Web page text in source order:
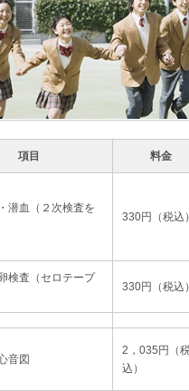
項目 料金
潜血（２次検査を
330円（税込）
検査（セロテープ
330円（税込）
音図
2，035円（
込）